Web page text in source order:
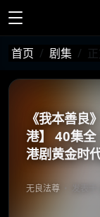
首页 剧集
《我本善
港】 40集
港剧黄金时
无良法尊 发表